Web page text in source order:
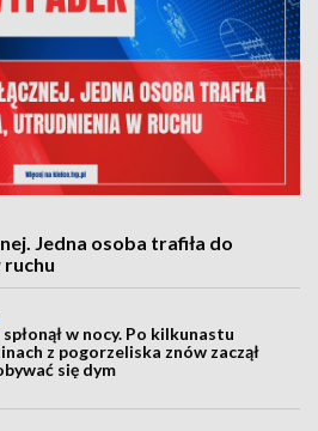
Jedna osoba trafiła do
w nocy. Po kilkunastu
z pogorzeliska znów zaczął
się dym